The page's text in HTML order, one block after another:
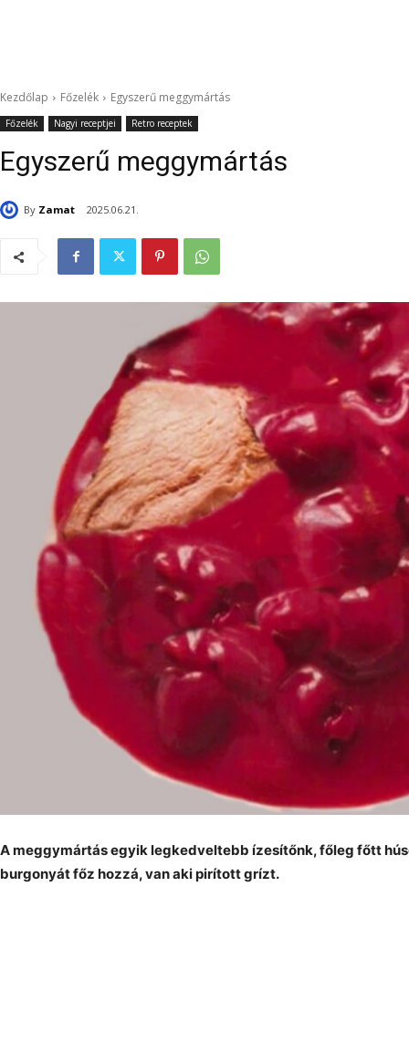
Kezdőlap Főzelék Egyszerű meggymártás
Főzelék Nagyi receptjei Retro receptek
Egyszerű meggymártás
By Zamat 2025.06.21.
A meggymártás egyik legkedveltebb ízesítőnk, főleg főtt
burgonyát főz hozzá, van aki pirított grízt.